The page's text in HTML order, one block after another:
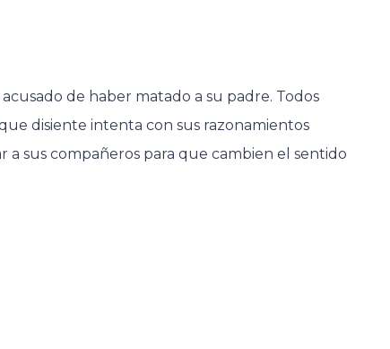
de haber matado a su padre. Todos
disiente intenta con sus razonamientos
sus compañeros para que cambien el sentido